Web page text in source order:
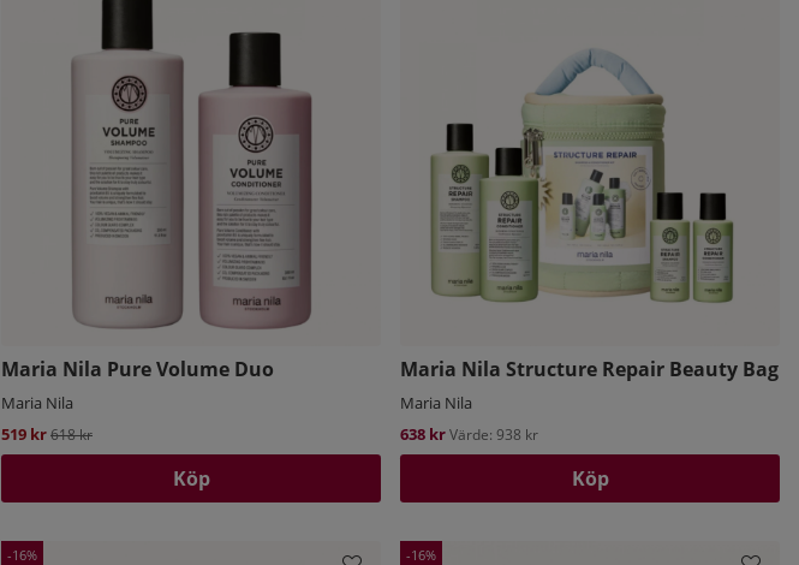
Maria Nila Pure Volume Duo
Maria Nila
519 krOrdinarie pris:
618 kr
Köp
Maria Nila Structure Repair Beauty Bag
Maria Nila
638 krVärde: 938 kr
Köp
16 16